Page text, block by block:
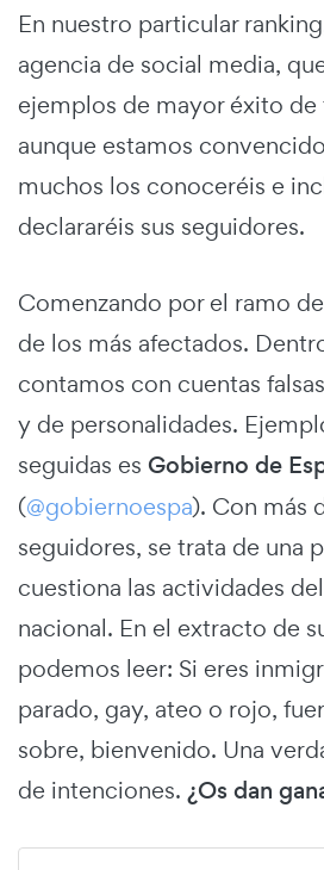
En nuestro particular
agencia de social media,
ejemplos de mayor éxito de
aunque estamos
muchos los conoceréis e
declararéis sus seguidores.
Comenzando por el ramo
de los más afectados.
contamos con cuentas
y de personalidades.
seguidas es Gobierno de
(@gobiernoespa). Con más
seguidores, se trata de una
cuestiona las actividades
nacional. En el extracto de
podemos leer: Si eres
parado, gay, ateo o rojo,
sobre, bienvenido. Una
de intenciones. ¿Os dan